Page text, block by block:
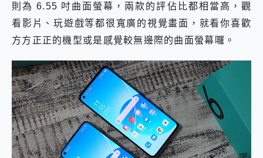
則為 6.55 吋曲面螢幕，兩款的評佔比都相當高，觀
看影片、玩遊戲等都很寬廣的視覺畫面，就看你喜歡
方方正正的機型或是感覺較無邊際的曲面螢幕囉。